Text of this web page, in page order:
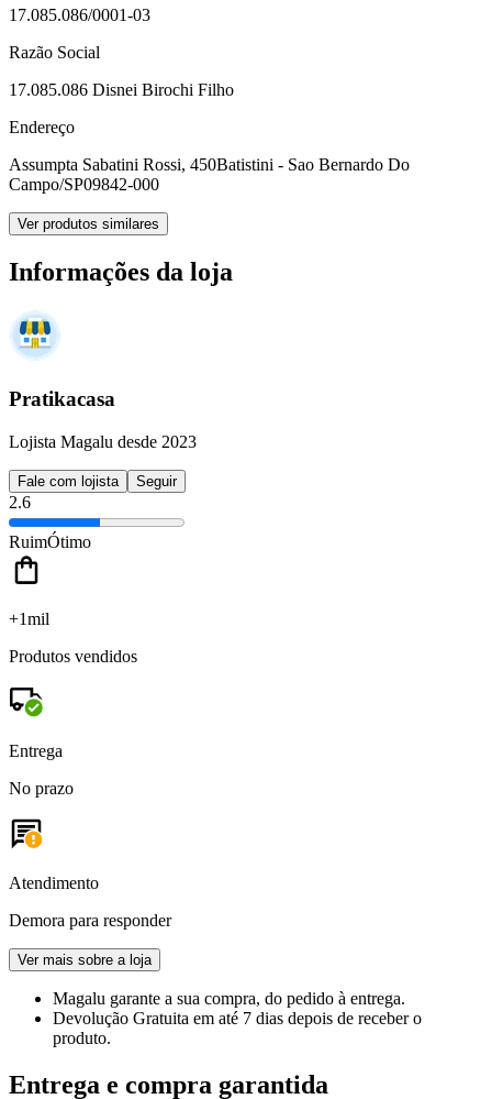
17.085.086/0001-03
Razão Social
17.085.086 Disnei Birochi Filho
Endereço
Assumpta Sabatini Rossi, 450Batistini - Sao Bernardo Do
Campo/SP09842-000
Ver produtos similares
Informações da loja
Pratikacasa
Lojista Magalu desde 2023
Fale com lojista Seguir
2.6
RuimÓtimo
+1mil
Produtos vendidos
Entrega
No prazo
Atendimento
Demora para responder
Ver mais sobre a loja
Magalu garante a sua compra, do pedido à entrega.
Devolução Gratuita em até 7 dias depois de receber o
produto.
Entrega e compra garantida